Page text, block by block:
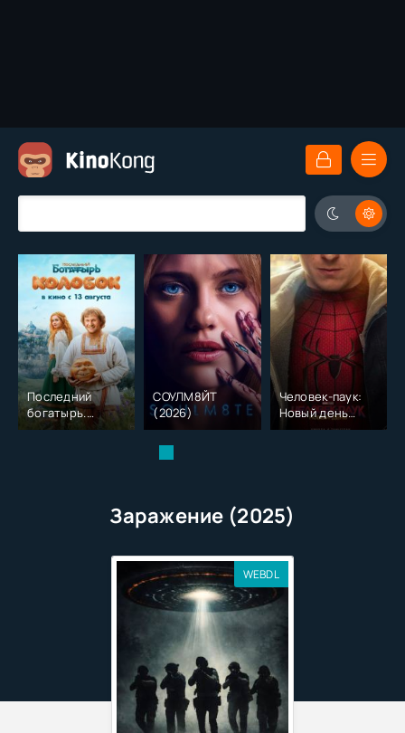
Последний
богатырь.
Колобок (2026)
СОУЛМ8ЙТ
(2026)
Человек-паук:
Новый день
(2026)
Заражение (2025)
WEBDL